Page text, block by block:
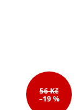
56 Kč
–19 %